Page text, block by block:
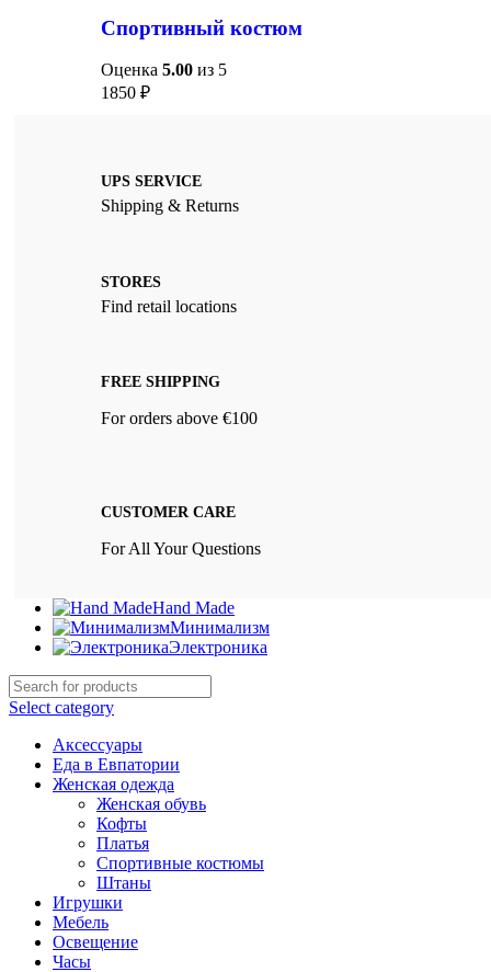
Спортивный костюм
Оценка 5.00 из 5
1850 ₽
UPS SERVICE
Shipping & Returns
STORES
Find retail locations
FREE SHIPPING
For orders above €100
CUSTOMER CARE
For All Your Questions
Hand Made
Минимализм
Электроника
Select category
Аксессуары
Еда в Евпатории
Женская одежда
Женская обувь
Кофты
Платья
Спортивные костюмы
Штаны
Игрушки
Мебель
Освещение
Часы